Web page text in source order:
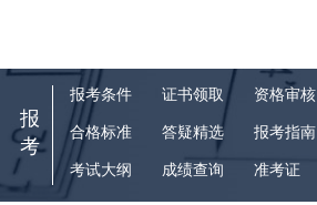
报
考
报考条件
合格标准
考试大纲
证书领取
答疑精选
成绩查询
资格审核
报考指南
准考证